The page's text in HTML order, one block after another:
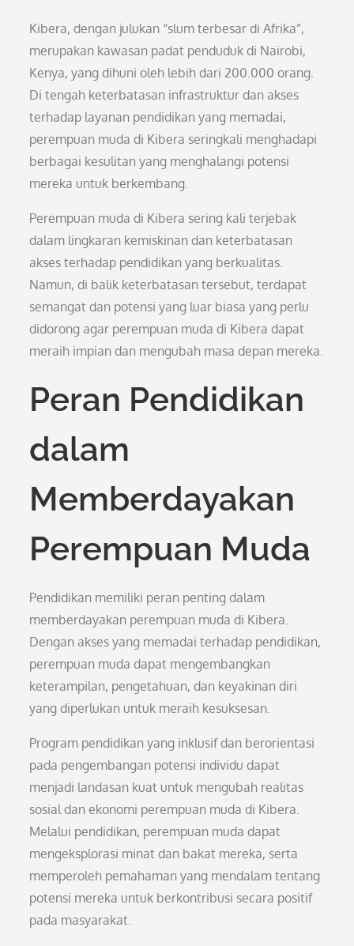
Kibera, dengan julukan “slum terbesar di Afrika”,
merupakan kawasan padat penduduk di Nairobi,
Kenya, yang dihuni oleh lebih dari 200.000 orang.
Di tengah keterbatasan infrastruktur dan akses
terhadap layanan pendidikan yang memadai,
perempuan muda di Kibera seringkali menghadapi
berbagai kesulitan yang menghalangi potensi
mereka untuk berkembang.
Perempuan muda di Kibera sering kali terjebak
dalam lingkaran kemiskinan dan keterbatasan
akses terhadap pendidikan yang berkualitas.
Namun, di balik keterbatasan tersebut, terdapat
semangat dan potensi yang luar biasa yang perlu
didorong agar perempuan muda di Kibera dapat
meraih impian dan mengubah masa depan mereka.
Peran Pendidikan
dalam
Memberdayakan
Perempuan Muda
Pendidikan memiliki peran penting dalam
memberdayakan perempuan muda di Kibera.
Dengan akses yang memadai terhadap pendidikan,
perempuan muda dapat mengembangkan
keterampilan, pengetahuan, dan keyakinan diri
yang diperlukan untuk meraih kesuksesan.
Program pendidikan yang inklusif dan berorientasi
pada pengembangan potensi individu dapat
menjadi landasan kuat untuk mengubah realitas
sosial dan ekonomi perempuan muda di Kibera.
Melalui pendidikan, perempuan muda dapat
mengeksplorasi minat dan bakat mereka, serta
memperoleh pemahaman yang mendalam tentang
potensi mereka untuk berkontribusi secara positif
pada masyarakat.